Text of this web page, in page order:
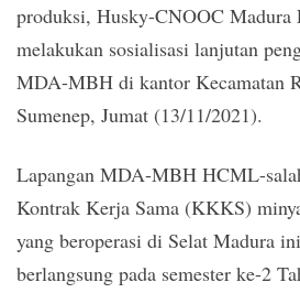
produksi, Husky-CNOOC
melakukan sosialisasi lanjutan
MDA-MBH di kantor Kecamatan
Sumenep, Jumat (13/11/2021).
Lapangan MDA-MBH HCML-
Kontrak Kerja Sama (KKKS)
yang beroperasi di Selat Madura
berlangsung pada semester ke-2